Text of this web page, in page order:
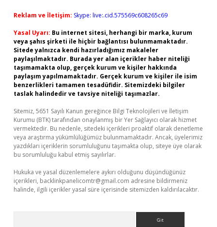
Reklam ve İletişim: Skype: live:.cid.575569c608265c69
Yasal Uyarı: Bu internet sitesi, herhangi bir marka, kurum
veya şahıs şirketi ile hiçbir bağlantısı bulunmamaktadır.
Sitede yalnızca kendi hazırladığımız makaleler
paylaşılmaktadır. Burada yer alan içerikler haber niteliği
taşımamakta olup, gerçek kurum ve kişiler hakkında
paylaşım yapılmamaktadır. Gerçek kurum ve kişiler ile isim
benzerlikleri tamamen tesadüfidir. Sitemizdeki bilgiler
taslak halindedir ve tavsiye niteliği taşımazlar.
Sitemiz, 5651 Sayılı Kanun gereğince Bilgi Teknolojileri ve İletişim
Kurumu (BTK) tarafından onaylanmış bir Yer Sağlayıcı olarak hizmet
vermektedir. Bu nedenle, sitedeki içerikleri proaktif olarak denetleme
veya araştırma yükümlülüğümüz bulunmamaktadır. Ancak, üyelerimiz
yazdıkları içeriklerin sorumluluğunu taşımakta olup, siteye üye olarak
bu sorumluluğu kabul etmiş sayılırlar.
Hukuka ve yasal düzenlemelere aykırı olduğunu düşündüğünüz
içerikleri, backlinkpanelicomtr@gmail.com adresine bildirmeniz
halinde, ilgili içerikler yasal süre içerisinde sitemizden kaldırılacaktır.